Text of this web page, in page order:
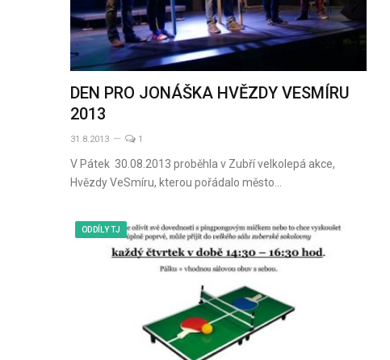
DEN PRO JONÁŠKA HVĚZDY VESMÍRU
2013
31.8.2013 1
V Pátek 30.08.2013 proběhla v Zubří velkolepá akce,
Hvězdy VeSmíru, kterou pořádalo město…
ODDÍLY TJ